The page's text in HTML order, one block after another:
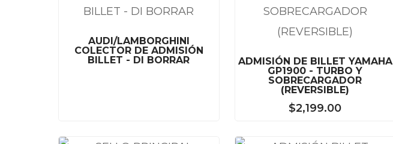
AUDI/LAMBORGHINI
COLECTOR DE ADMISIÓN
BILLET - DI BORRAR
ADMISIÓN DE BILLET YAMAHA
GP1900 - TURBO Y
SOBRECARGADOR
(REVERSIBLE)
$2,199.00